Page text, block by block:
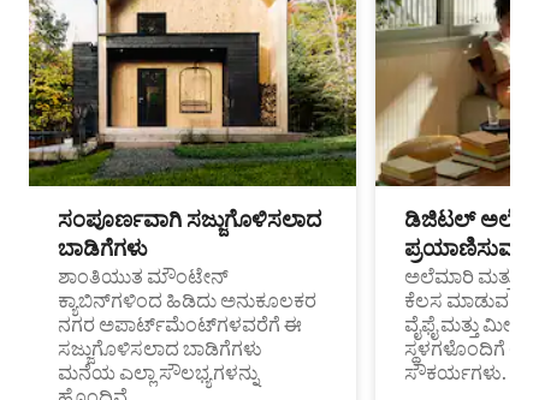
ಸಂಪೂರ್ಣವಾಗಿ ಸಜ್ಜುಗೊಳಿಸಲಾದ
ಬಾಡಿಗೆಗಳು
ಶಾಂತಿಯುತ ಮೌಂಟೇನ್
ಕ್ಯಾಬಿನ್‌ಗಳಿಂದ ಹಿಡಿದು ಅನುಕೂಲಕರ
ನಗರ ಅಪಾರ್ಟ್‌ಮೆಂಟ್‌ಗಳವರೆಗೆ ಈ
ಸಜ್ಜುಗೊಳಿಸಲಾದ ಬಾಡಿಗೆಗಳು
ಮನೆಯ ಎಲ್ಲಾ ಸೌಲಭ್ಯಗಳನ್ನು
ಡಿಜಿಟಲ್
ಪ್ರಯಾಣಿಸುವ
ಅಲೆಮಾರಿ ಮತ್ತು
ಕೆಲಸ ಮಾಡುವ
ವೈಫೈ ಮತ್ತು
ಸ್ಥಳಗಳೊಂದಿಗೆ
ಸೌಕರ್ಯಗಳು.